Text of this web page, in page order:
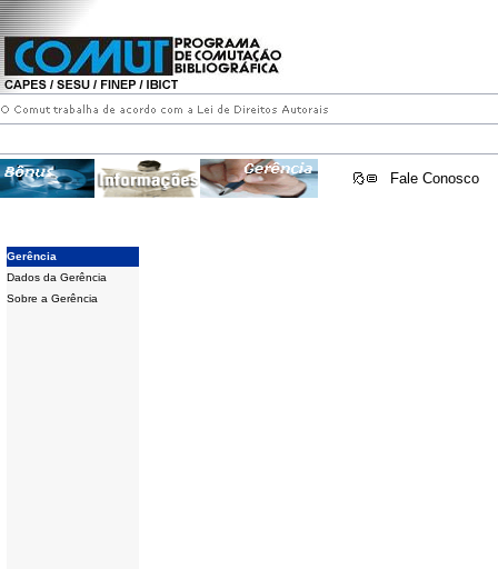
Fale Conosco
Gerência
Dados da Gerência
Sobre a Gerência